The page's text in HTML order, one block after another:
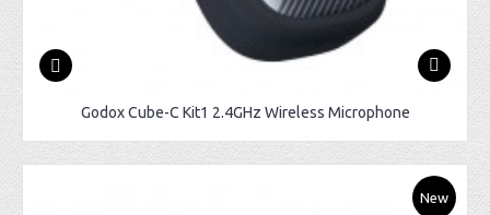
Godox Cube-C Kit1 2.4GHz Wireless Microphone
New